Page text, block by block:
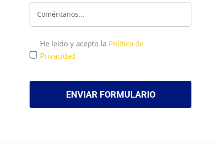
He leído y acepto la Política de
Privacidad
ENVIAR FORMULARIO